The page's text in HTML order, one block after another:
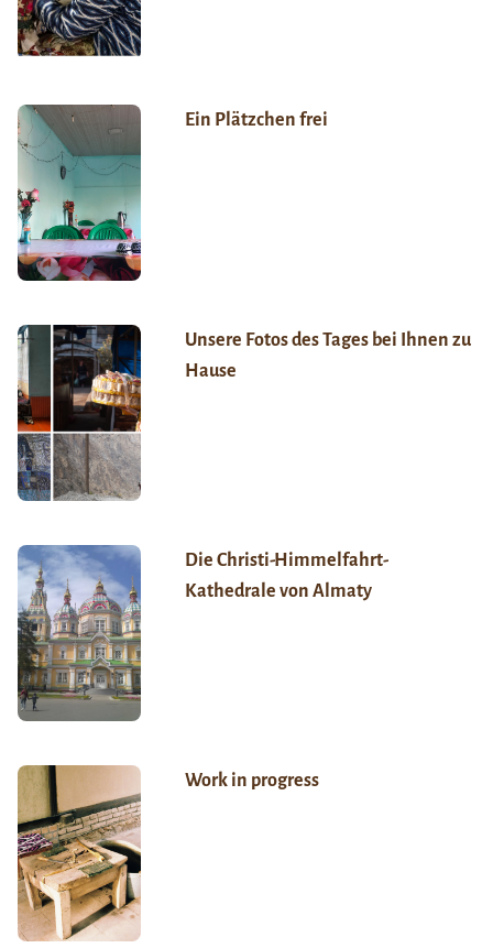
Ein Plätzchen frei
Unsere Fotos des Tages bei Ihnen zu
Hause
Die Christi-Himmelfahrt-
Kathedrale von Almaty
Work in progress